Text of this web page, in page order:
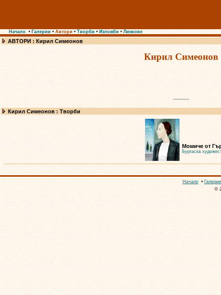
Начало • Галерии • Автори • Творби • Изложби • Линкове
АВТОРИ : Кирил Симеонов
Кирил Симеонов
Кирил Симеонов : Творби
Момиче от
Бургаска
Начало • Галерии
©